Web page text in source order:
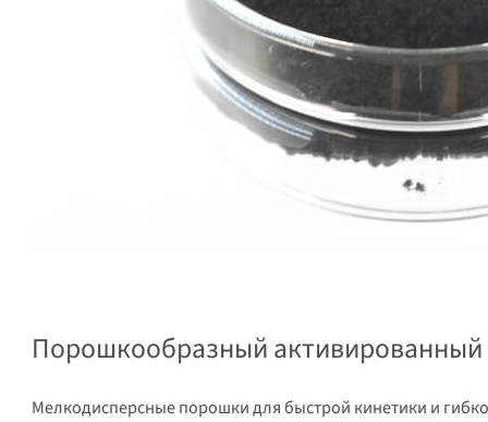
Порошкообразный активированный
Мелкодисперсные порошки для быстрой кинетики и